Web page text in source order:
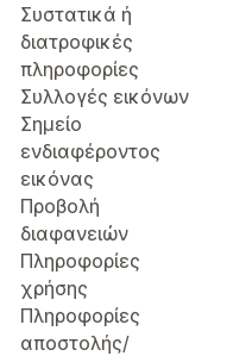
Συστατικά ή
διατροφικές
πληροφορίες
Συλλογές εικόνων
Σημείο
ενδιαφέροντος
εικόνας
Προβολή
διαφανειών
Πληροφορίες
χρήσης
Πληροφορίες
αποστολής/